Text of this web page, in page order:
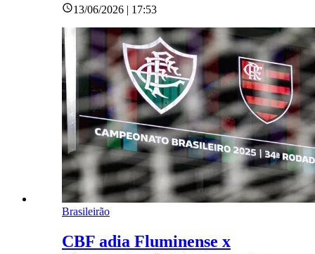
13/06/2026 | 17:53
Brasileirão
CBF adia Fluminense x